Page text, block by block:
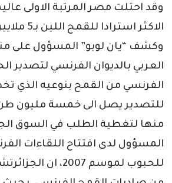
وقد احتلت مصر المرتبة الاولى
الاكثر استرادا للقمح اللين بـ5 ملايين طن سنويا.
وكشف “يان لوبو” المسؤول على
العربي بالديوان الفرنسي لتصدير
الفرنسي من القمح بنوعيه الذي
منها لتغطية الطلب في السوق
المسؤول لدى افتتاح اللقاءات